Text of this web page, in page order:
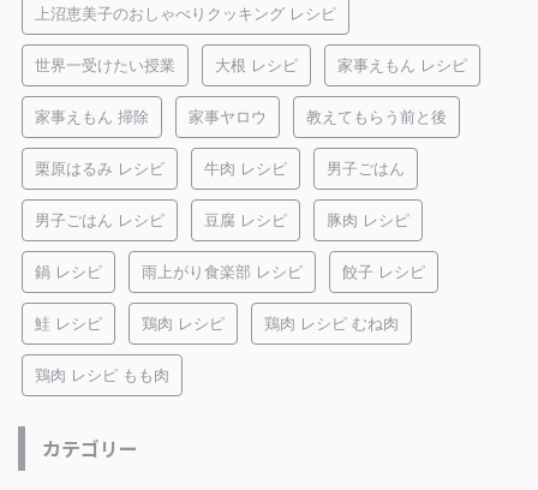
上沼恵美子のおしゃべりクッキング レシピ
世界一受けたい授業 大根 レシピ 家事えもん レシピ
家事えもん 掃除 家事ヤロウ 教えてもらう前と後
栗原はるみ レシピ 牛肉 レシピ 男子ごはん
男子ごはん レシピ 豆腐 レシピ 豚肉 レシピ
鍋 レシピ 雨上がり食楽部 レシピ 餃子 レシピ
鮭 レシピ 鶏肉 レシピ 鶏肉 レシピ むね肉
鶏肉 レシピ もも肉
カテゴリー